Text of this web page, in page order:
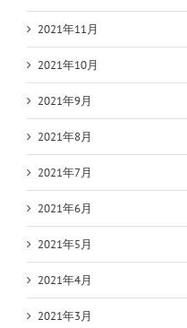
2021年11月
2021年10月
2021年9月
2021年8月
2021年7月
2021年6月
2021年5月
2021年4月
2021年3月